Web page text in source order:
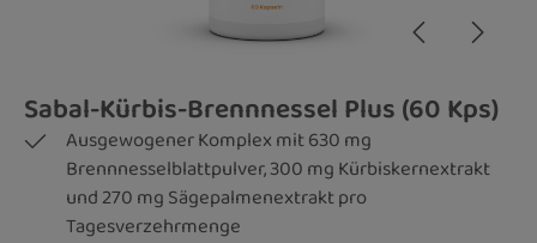
Sabal-Kürbis-Brennnessel Plus (60 Kps)
Ausgewogener Komplex mit 630 mg
Brennnesselblattpulver, 300 mg Kürbiskernextrakt
und 270 mg Sägepalmenextrakt pro
Tagesverzehrmenge